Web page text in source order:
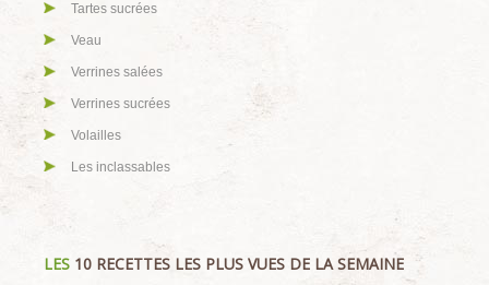
Tartes sucrées
Veau
Verrines salées
Verrines sucrées
Volailles
Les inclassables
LES 10 RECETTES LES PLUS VUES DE LA SEMAINE